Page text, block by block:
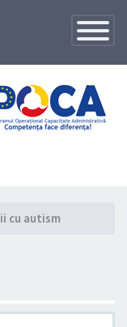
Toggle
cu autism